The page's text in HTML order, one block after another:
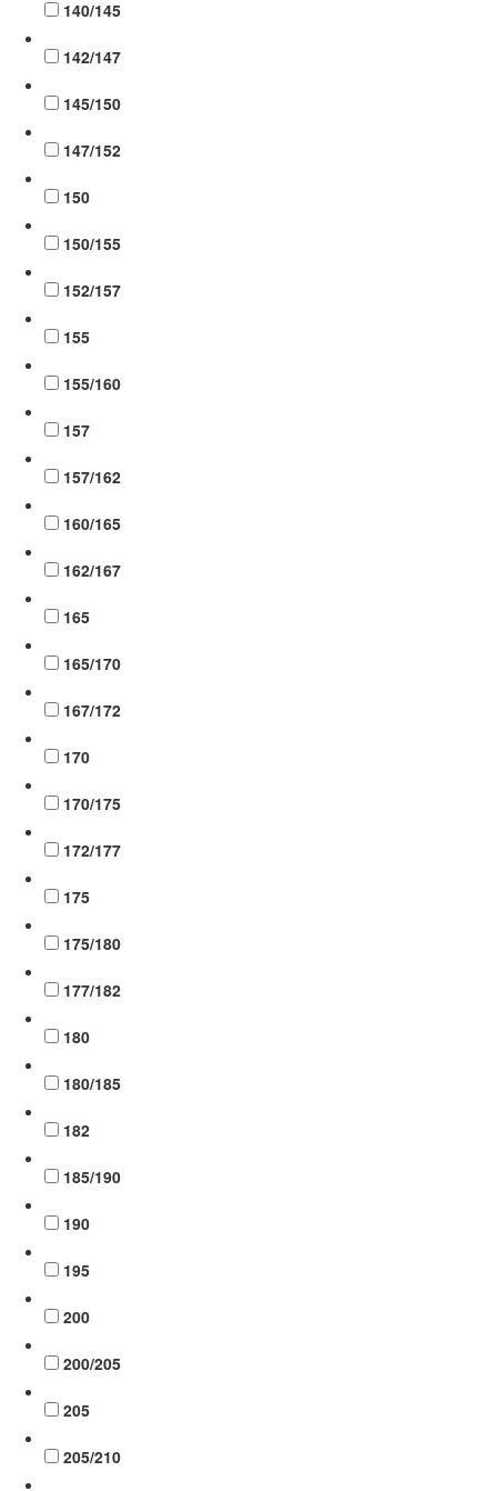
140/145
142/147
145/150
147/152
150
150/155
152/157
155
155/160
157
157/162
160/165
162/167
165
165/170
167/172
170
170/175
172/177
175
175/180
177/182
180
180/185
182
185/190
190
195
200
200/205
205
205/210